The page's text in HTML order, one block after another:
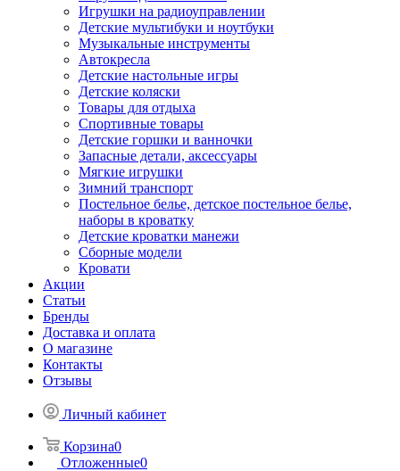
Игрушки на радиоуправлении
Детские мультибуки и ноутбуки
Музыкальные инструменты
Автокресла
Детские настольные игры
Детские коляски
Товары для отдыха
Спортивные товары
Детские горшки и ванночки
Запасные детали, аксессуары
Мягкие игрушки
Зимний транспорт
Постельное белье, детское постельное белье,
наборы в кроватку
Детские кроватки манежи
Сборные модели
Кровати
Акции
Статьи
Бренды
Доставка и оплата
О магазине
Контакты
Отзывы
Личный кабинет
Корзина0
Отложенные0